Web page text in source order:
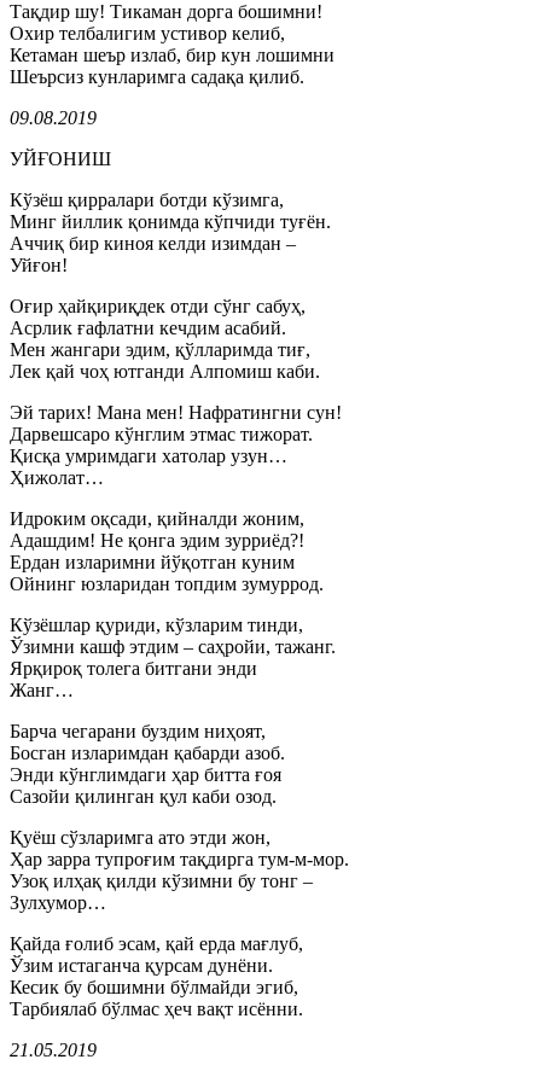
Тақдир шу! Тикаман дорга бошимни!
Охир телбалигим устивор келиб,
Кетаман шеър излаб, бир кун лошимни
Шеърсиз кунларимга садақа қилиб.
09.08.2019
УЙҒОНИШ
Кўзёш қирралари ботди кўзимга,
Минг йиллик қонимда кўпчиди туғён.
Аччиқ бир киноя келди изимдан –
Уйғон!
Оғир ҳайқириқдек отди сўнг сабуҳ,
Асрлик ғафлатни кечдим асабий.
Мен жангари эдим, қўлларимда тиғ,
Лек қай чоҳ ютганди Алпомиш каби.
Эй тарих! Мана мен! Нафратингни сун!
Дарвешсаро кўнглим этмас тижорат.
Қисқа умримдаги хатолар узун…
Ҳижолат…
Идроким оқсади, қийналди жоним,
Адашдим! Не қонга эдим зурриёд?!
Ердан изларимни йўқотган куним
Ойнинг юзларидан топдим зумуррод.
Кўзёшлар қуриди, кўзларим тинди,
Ўзимни кашф этдим – саҳройи, тажанг.
Ярқироқ толега битгани энди
Жанг…
Барча чегарани буздим ниҳоят,
Босган изларимдан қабарди азоб.
Энди кўнглимдаги ҳар битта ғоя
Сазойи қилинган қул каби озод.
Қуёш сўзларимга ато этди жон,
Ҳар зарра тупроғим тақдирга тум-м-мор.
Узоқ илҳақ қилди кўзимни бу тонг –
Зулхумор…
Қайда ғолиб эсам, қай ерда мағлуб,
Ўзим истаганча қурсам дунёни.
Кесик бу бошимни бўлмайди эгиб,
Тарбиялаб бўлмас ҳеч вақт исённи.
21.05.2019